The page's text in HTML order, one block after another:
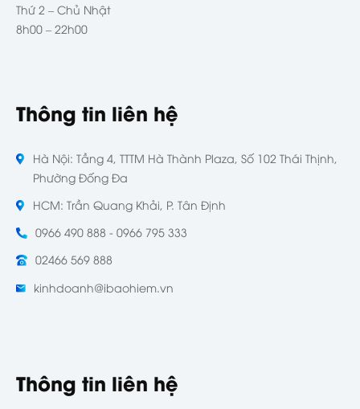
Thứ 2 – Chủ Nhật
8h00 – 22h00
Thông tin liên hệ
Hà Nội: Tầng 4, TTTM Hà Thành Plaza, Số 102 Thái Thịnh,
Phường Đống Đa
HCM: Trần Quang Khải, P. Tân Định
0966 490 888 - 0966 795 333
02466 569 888
kinhdoanh@ibaohiem.vn
Thông tin liên hệ